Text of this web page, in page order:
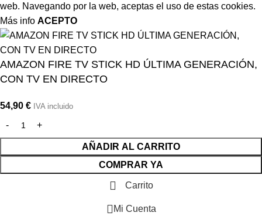
web. Navegando por la web, aceptas el uso de estas cookies.
Más info ACEPTO
AMAZON FIRE TV STICK HD ÚLTIMA GENERACIÓN,
CON TV EN DIRECTO
54,90 € IVA incluido
AÑADIR AL CARRITO
COMPRAR YA
Carrito
Mi Cuenta